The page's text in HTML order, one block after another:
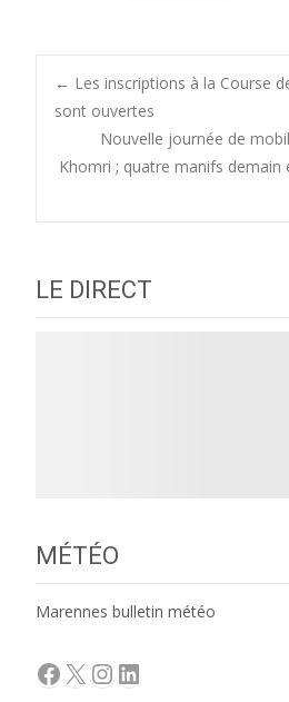
Post
← Les inscriptions à la Course
sont ouvertes
Nouvelle journée de
Khomri ; quatre manifs demain
LE DIRECT
MÉTÉO
Marennes bulletin météo
Facebook
X Instagram
LinkedIn